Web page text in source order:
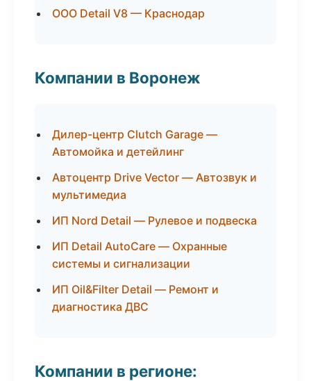
ООО Detail V8 — Краснодар
Компании в Воронеж
Дилер-центр Clutch Garage —
Автомойка и детейлинг
Автоцентр Drive Vector — Автозвук и
мультимедиа
ИП Nord Detail — Рулевое и подвеска
ИП Detail AutoCare — Охранные
системы и сигнализации
ИП Oil&Filter Detail — Ремонт и
диагностика ДВС
Компании в регионе: